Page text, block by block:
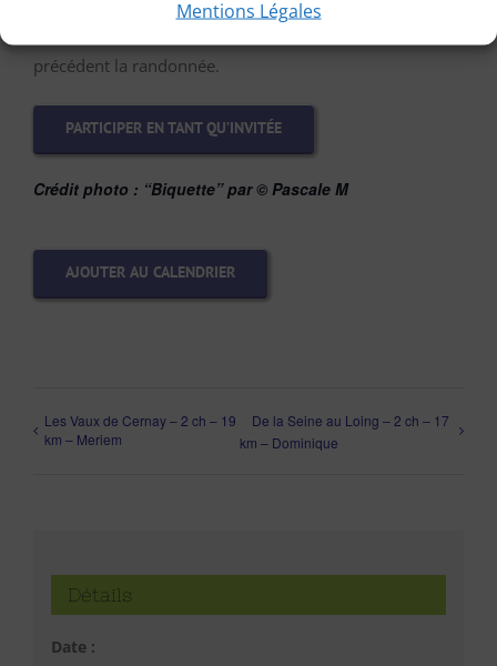
Mentions Légales
précédent la randonnée.
PARTICIPER EN TANT QU’INVITÉE
Crédit photo : “Biquette” par © Pascale M
AJOUTER AU CALENDRIER
Les Vaux de Cernay – 2 ch – 19
km – Meriem
De la Seine au Loing – 2 ch – 17
km – Dominique
Détails
Date :